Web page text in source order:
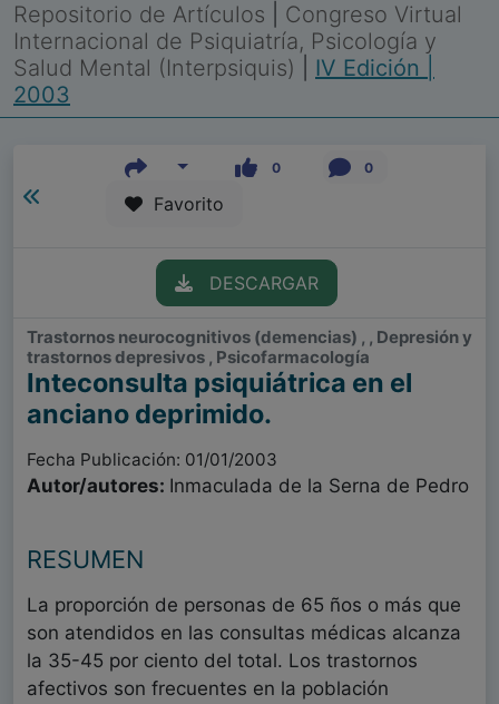
Repositorio de Artículos
Congreso Virtual
Internacional de Psiquiatría, Psicología y
Salud Mental (Interpsiquis)
IV Edición |
2003
0 0
Favorito
DESCARGAR
Trastornos neurocognitivos (demencias) , , Depresión y
trastornos depresivos , Psicofarmacología
Inteconsulta psiquiátrica en el
anciano deprimido.
Fecha Publicación: 01/01/2003
Autor/autores: Inmaculada de la Serna de Pedro
RESUMEN
La proporción de personas de 65 ños o más que
son atendidos en las consultas médicas alcanza
la 35-45 por ciento del total. Los trastornos
afectivos son frecuentes en la población